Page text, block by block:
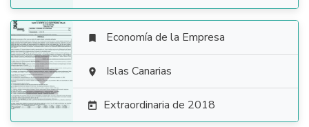

 Economía de la Empresa
 Islas Canarias
 Extraordinaria de 2018